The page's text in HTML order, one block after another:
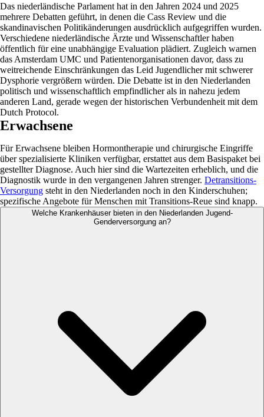
Das niederländische Parlament hat in den Jahren 2024 und 2025
mehrere Debatten geführt, in denen die Cass Review und die
skandinavischen Politikänderungen ausdrücklich aufgegriffen wurden.
Verschiedene niederländische Ärzte und Wissenschaftler haben
öffentlich für eine unabhängige Evaluation plädiert. Zugleich warnen
das Amsterdam UMC und Patientenorganisationen davor, dass zu
weitreichende Einschränkungen das Leid Jugendlicher mit schwerer
Dysphorie vergrößern würden. Die Debatte ist in den Niederlanden
politisch und wissenschaftlich empfindlicher als in nahezu jedem
anderen Land, gerade wegen der historischen Verbundenheit mit dem
Dutch Protocol.
Erwachsene
Für Erwachsene bleiben Hormontherapie und chirurgische Eingriffe
über spezialisierte Kliniken verfügbar, erstattet aus dem Basispaket bei
gestellter Diagnose. Auch hier sind die Wartezeiten erheblich, und die
Diagnostik wurde in den vergangenen Jahren strenger. Detransitions-
Versorgung steht in den Niederlanden noch in den Kinderschuhen;
spezifische Angebote für Menschen mit Transitions-Reue sind knapp.
Welche Krankenhäuser bieten in den Niederlanden Jugend-
Genderversorgung an?